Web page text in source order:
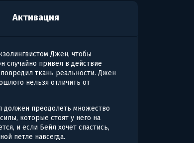
Активация
Джен, чтобы
случайно привел в действие
ткань реальности. Джен
нельзя отличить от
должен преодолеть множество
которые стоят у него на
и если Бейл хочет спастись,
петле навсегда.